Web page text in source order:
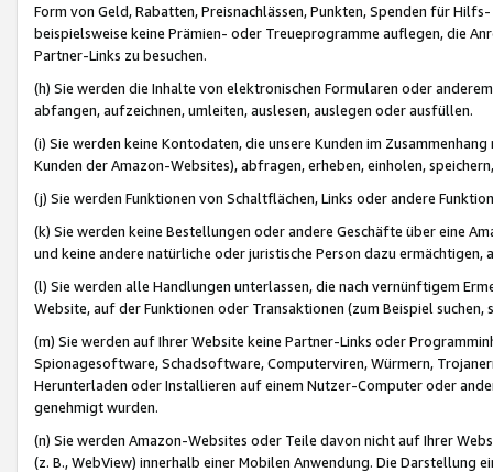
Form von Geld, Rabatten, Preisnachlässen, Punkten, Spenden für
beispielsweise keine Prämien- oder Treueprogramme auflegen, die
Partner-Links zu besuchen.
(h) Sie werden die Inhalte von elektronischen Formularen oder
abfangen, aufzeichnen, umleiten, auslesen, auslegen oder ausfüllen.
(i) Sie werden keine Kontodaten, die unsere Kunden im
Kunden der Amazon-Websites), abfragen, erheben, einholen,
(j) Sie werden Funktionen von Schaltflächen, Links oder andere
(k) Sie werden keine Bestellungen oder andere Geschäfte über eine
und keine andere natürliche oder juristische Person dazu
(l) Sie werden alle Handlungen unterlassen, die nach vernünftigem
Website, auf der Funktionen oder Transaktionen (zum Beispiel
(m) Sie werden auf Ihrer Website keine Partner-Links oder
Spionagesoftware, Schadsoftware, Computerviren, Würmern,
Herunterladen oder Installieren auf einem Nutzer-Computer oder
genehmigt wurden.
(n) Sie werden Amazon-Websites oder Teile davon nicht auf Ihrer
(z. B., WebView) innerhalb einer Mobilen Anwendung. Die Darstellung